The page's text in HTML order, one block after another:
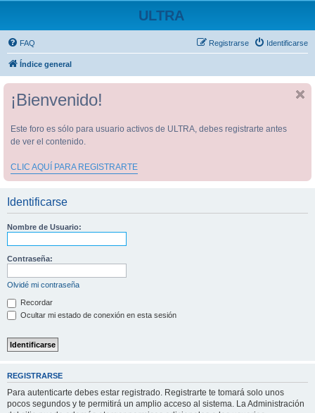
ULTRA
FAQ Identificarse
Registrarse
Índice general
¡Bienvenido!
Este foro es sólo para usuario activos de ULTRA, debes registrarte antes
de ver el contenido.
CLIC AQUÍ PARA REGISTRARTE
Identificarse
Nombre de Usuario:
Contraseña:
Olvidé mi contraseña
Recordar
Ocultar mi estado de conexión en esta sesión
REGISTRARSE
Para autenticarte debes estar registrado. Registrarte te tomará solo unos
pocos segundos y te permitirá un amplio acceso al sistema. La Administración